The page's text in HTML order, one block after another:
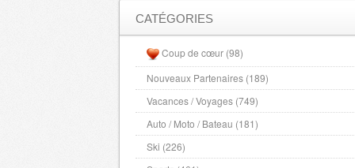
CATÉGORIES
Coup de cœur (98)
Nouveaux Partenaires (189)
Vacances / Voyages (749)
Auto / Moto / Bateau (181)
Ski (226)